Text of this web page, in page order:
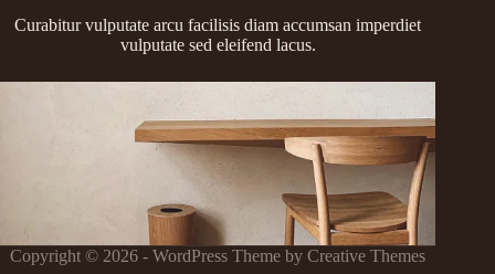
Curabitur vulputate arcu facilisis diam accumsan imperdiet
vulputate sed eleifend lacus.
Copyright © 2026 - WordPress Theme byCreative Themes